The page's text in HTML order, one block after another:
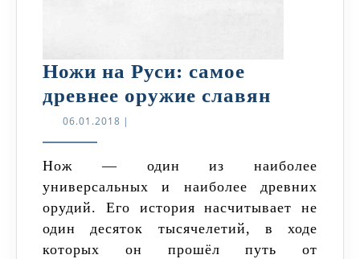
Ножи на Руси: самое
древнее оружие славян
самое
древнее
оружие
славян
06.01.2018 06.01.2018
|
Нож — один из наиболее
универсальных и наиболее древних
орудий. Его история насчитывает не
один десяток тысячелетий, в ходе
которых он прошёл путь от